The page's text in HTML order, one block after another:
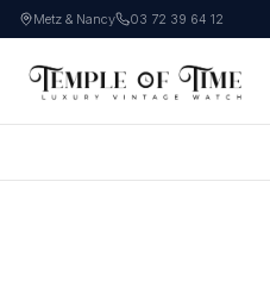
Metz & Nancy 03 72 39 64 12